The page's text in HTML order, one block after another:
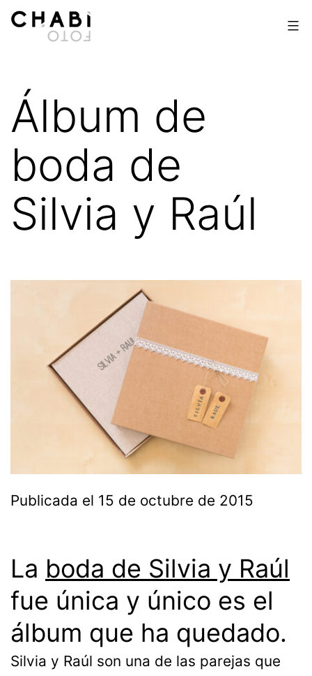
Saltar
Foto
Álbum de
boda de
Silvia y Raúl
Publicada el 15 de octubre de 2015
La boda de Silvia y Raúl
fue única y único es el
álbum que ha quedado.
Silvia y Raúl son una de las parejas que